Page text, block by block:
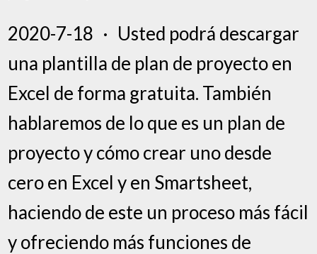
2020-7-18 · Usted podrá descargar
una plantilla de plan de proyecto en
Excel de forma gratuita. También
hablaremos de lo que es un plan de
proyecto y cómo crear uno desde
cero en Excel y en Smartsheet,
haciendo de este un proceso más fácil
y ofreciendo más funciones de